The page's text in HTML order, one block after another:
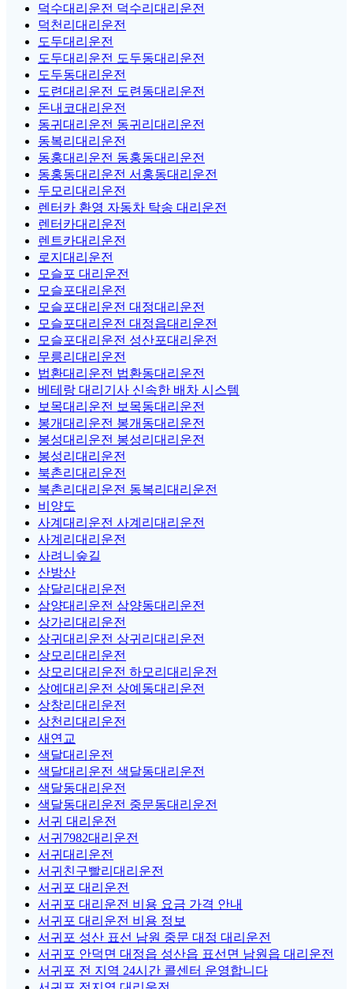
덕수대리운전 덕수리대리운전
덕천리대리운전
도두대리운전
도두대리운전 도두동대리운전
도두동대리운전
도련대리운전 도련동대리운전
돈내코대리운전
동귀대리운전 동귀리대리운전
동복리대리운전
동홍대리운전 동홍동대리운전
동홍동대리운전 서홍동대리운전
두모리대리운전
렌터카 환영 자동차 탁송 대리운전
렌터카대리운전
렌트카대리운전
로지대리운전
모슬포 대리운전
모슬포대리운전
모슬포대리운전 대정대리운전
모슬포대리운전 대정읍대리운전
모슬포대리운전 성산포대리운전
무릉리대리운전
법환대리운전 법환동대리운전
베테랑 대리기사 신속한 배차 시스템
보목대리운전 보목동대리운전
봉개대리운전 봉개동대리운전
봉성대리운전 봉성리대리운전
봉성리대리운전
북촌리대리운전
북촌리대리운전 동복리대리운전
비양도
사계대리운전 사계리대리운전
사계리대리운전
사려니숲길
산방산
삼달리대리운전
삼양대리운전 삼양동대리운전
상가리대리운전
상귀대리운전 상귀리대리운전
상모리대리운전
상모리대리운전 하모리대리운전
상예대리운전 상예동대리운전
상창리대리운전
상천리대리운전
새연교
색달대리운전
색달대리운전 색달동대리운전
색달동대리운전
색달동대리운전 중문동대리운전
서귀 대리운전
서귀7982대리운전
서귀대리운전
서귀친구빨리대리운전
서귀포 대리운전
서귀포 대리운전 비용 요금 가격 안내
서귀포 대리운전 비용 정보
서귀포 성산 표선 남원 중문 대정 대리운전
서귀포 안덕면 대정읍 성산읍 표선면 남원읍 대리운전
서귀포 전 지역 24시간 콜센터 운영합니다